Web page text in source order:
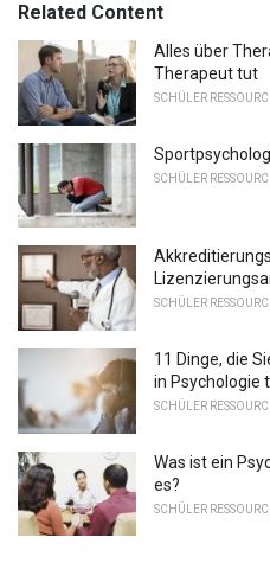
Related Content
Alles über
Therapeut tut
SCHÜLER
SCHÜLER
SCHÜLER
11 Dinge, die
in Psychologie
SCHÜLER
Was ist ein
es?
SCHÜLER